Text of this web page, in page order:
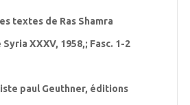
textes de Ras Shamra
XXXV, 1958,; Fasc. 1-2
paul Geuthner, éditions